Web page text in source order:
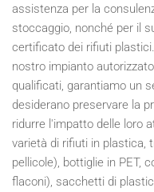
assistenza per la
stoccaggio, nonché per il
certificato dei rifiuti
nostro impianto
qualificati, garantiamo un
desiderano preservare la
ridurre l'impatto delle loro
varietà di rifiuti in plastica,
pellicole), bottiglie in PET,
flaconi), sacchetti di